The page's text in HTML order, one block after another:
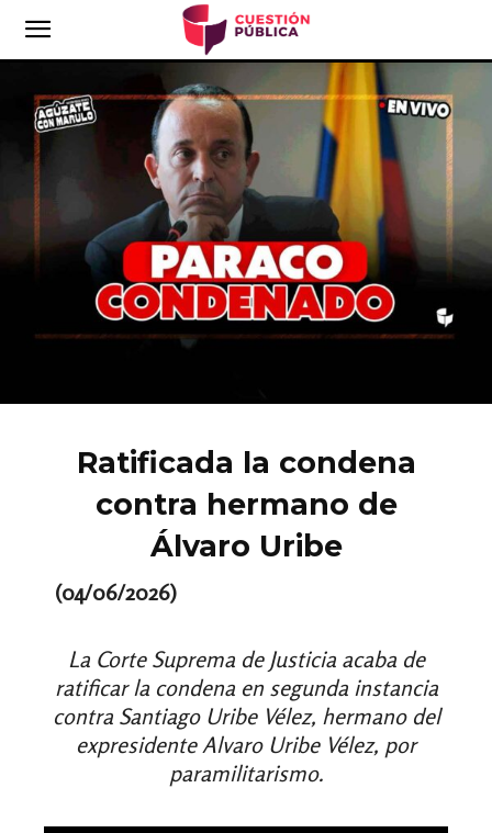
Ratificada la condena
contra hermano de
Álvaro Uribe
(04/06/2026)
La Corte Suprema de Justicia acaba de
ratificar la condena en segunda instancia
contra Santiago Uribe Vélez, hermano del
expresidente Alvaro Uribe Vélez, por
paramilitarismo.